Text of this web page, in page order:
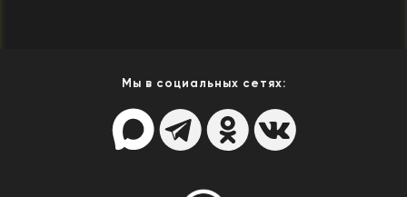
Мы в социальных сетях: